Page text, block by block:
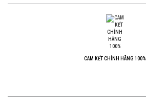
CAM KẾT CHÍNH HÃNG 100%